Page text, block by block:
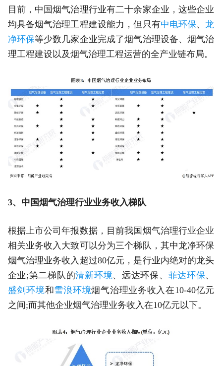
目前，中国烟气治理行业有二十余家企业，这些企业
均具备烟气治理工程建设能力，但只有中电环保、 龙
净环保等少数几家企业完成了烟气治理设备、烟气治
理工程建设以及烟气治理工程运营的全产业链布局。
3、中国烟气治理行业业务收入梯队
根据上市公司年报数据，目前我国烟气治理行业企业
相关业务收入大致可以分为三个梯队，其中龙净环保
烟气治理业务收入超过80亿元，是行业内绝对的龙头
企业;第二梯队的清新环境、远达环保、 菲达环保、
盛剑环境和雪浪环境烟气治理业务收入在10-40亿元
之间;而其他企业烟气治理业务收入在10亿元以下。